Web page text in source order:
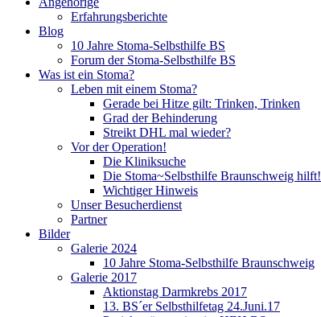
Erfahrungsberichte
Blog
10 Jahre Stoma-Selbsthilfe BS
Forum der Stoma-Selbsthilfe BS
Was ist ein Stoma?
Leben mit einem Stoma?
Gerade bei Hitze gilt: Trinken, Trinken
Grad der Behinderung
Streikt DHL mal wieder?
Vor der Operation!
Die Kliniksuche
Die Stoma~Selbsthilfe Braunschweig hilft!
Wichtiger Hinweis
Unser Besucherdienst
Partner
Bilder
Galerie 2024
10 Jahre Stoma-Selbsthilfe Braunschweig
Galerie 2017
Aktionstag Darmkrebs 2017
13. BS´er Selbsthilfetag 24.Juni.17